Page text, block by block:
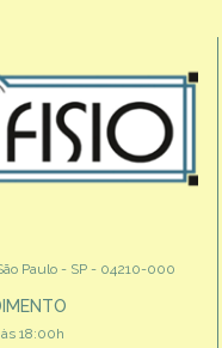
Paulo - SP - 04210-000
18:00h